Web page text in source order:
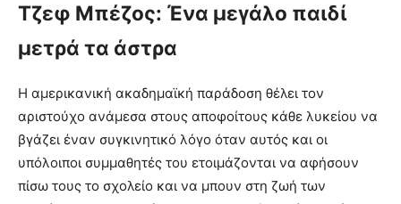
Τζεφ Μπέζος: Ένα μεγάλο παιδί
μετρά τα άστρα
Η αμερικανική ακαδημαϊκή παράδοση θέλει τον
αριστούχο ανάμεσα στους αποφοίτους κάθε λυκείου να
βγάζει έναν συγκινητικό λόγο όταν αυτός και οι
υπόλοιποι συμμαθητές του ετοιμάζονται να αφήσουν
πίσω τους το σχολείο και να μπουν στη ζωή των